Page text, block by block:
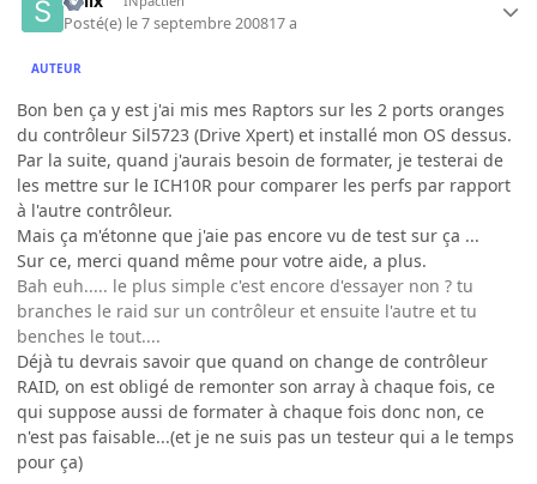
Posté(e) le 7 septembre 200817 a
AUTEUR
Bon ben ça y est j'ai mis mes Raptors sur les 2 ports oranges
du contrôleur Sil5723 (Drive Xpert) et installé mon OS dessus.
Par la suite, quand j'aurais besoin de formater, je testerai de
les mettre sur le ICH10R pour comparer les perfs par rapport
à l'autre contrôleur.
Mais ça m'étonne que j'aie pas encore vu de test sur ça ...
Sur ce, merci quand même pour votre aide, a plus.
Bah euh..... le plus simple c'est encore d'essayer non ? tu
branches le raid sur un contrôleur et ensuite l'autre et tu
benches le tout....
Déjà tu devrais savoir que quand on change de contrôleur
RAID, on est obligé de remonter son array à chaque fois, ce
qui suppose aussi de formater à chaque fois donc non, ce
n'est pas faisable...(et je ne suis pas un testeur qui a le temps
pour ça)